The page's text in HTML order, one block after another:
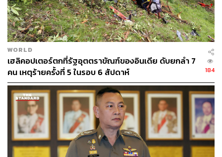
TAGS: อุบัติเหตุทางอากาศ เหตุเฮลิคอปเตอร์ตก
96
ABOUT THE AUTHOR
WORLD
เฮลิคอปเตอร์ตกที่รัฐอุตตราขัณฑ์ของอินเดีย ดับยกลำ 7
คน เหตุร้ายครั้งที่ 5 ในรอบ 6 สัปดาห์
184